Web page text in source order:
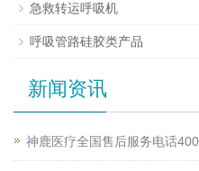
急救转运呼吸机
呼吸管路硅胶类产品
新闻资讯
神鹿医疗全国售后服务电话